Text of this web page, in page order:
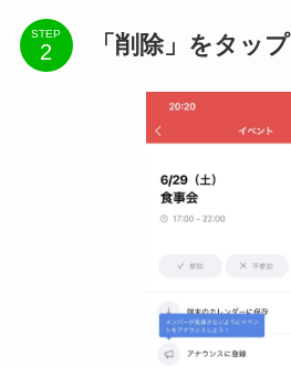
STEP 「削除」をタップ